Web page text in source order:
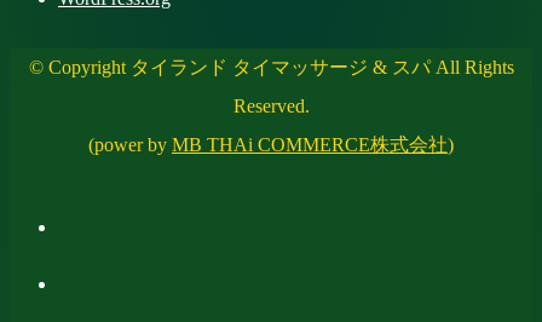
© Copyright タイランド タイマッサージ & スパ All Rights
Reserved.
(power by MB THAi COMMERCE株式会社)